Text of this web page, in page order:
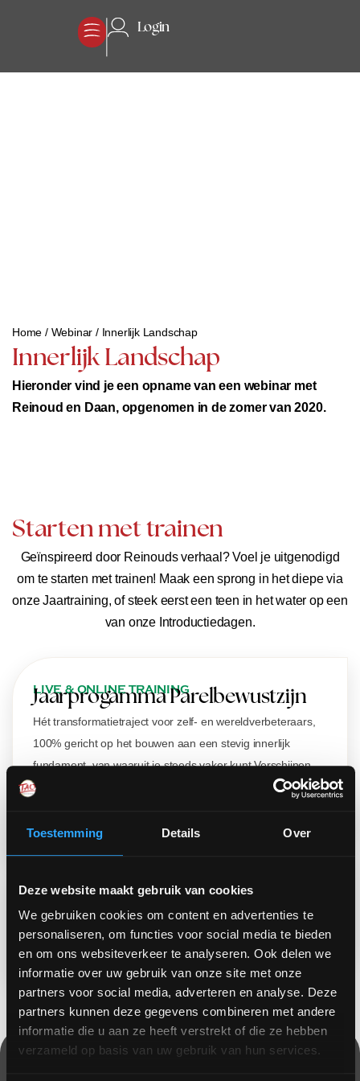
Toestemming Details Over
Deze website maakt gebruik van cookies
We gebruiken cookies om content en advertenties te
personaliseren, om functies voor social media te bieden
en om ons websiteverkeer te analyseren. Ook delen we
informatie over uw gebruik van onze site met onze
partners voor social media, adverteren en analyse. Deze
partners kunnen deze gegevens combineren met andere
informatie die u aan ze heeft verstrekt of die ze hebben
verzameld op basis van uw gebruik van hun services.
Login
Home / Webinar / Innerlijk Landschap
Innerlijk Landschap
Hieronder vind je een opname van een webinar met
Reinoud en Daan, opgenomen in de zomer van 2020.
Starten met trainen
Geïnspireerd door Reinouds verhaal? Voel je uitgenodigd
om te starten met trainen! Maak een sprong in het diepe via
onze Jaartraining, of steek eerst een teen in het water op een
van onze Introductiedagen.
LIVE & ONLINE TRAINING
Jaarprogamma Parelbewustzijn
Hét transformatietraject voor zelf- en wereldverbeteraars,
100% gericht op het bouwen aan een stevig innerlijk
fundament, van waaruit je steeds vaker kunt Verschijnen
waar je hebt te zijn.
LIVE OP LOCATIE
Uitproberen of taoïstisch trainen bij jou past? Doe mee aan
een Introductiedag met Reinoud.
Meer informatie